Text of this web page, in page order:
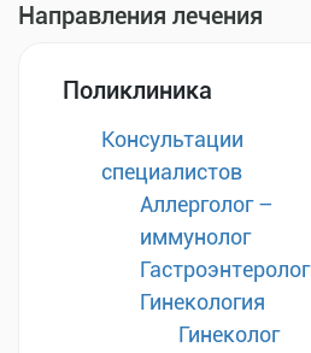
Направления лечения
Поликлиника
Консультации
специалистов
Аллерголог –
иммунолог
Гастроэнтеролог
Гинекология
Гинеколог